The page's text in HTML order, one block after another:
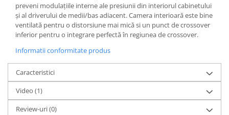
preveni modulațiile interne ale presiunii din interiorul cabinetului
și al driverului de medii/bas adiacent. Camera interioară este bine
ventilată pentru o distorsiune mai mică si un punct de crossover
inferior pentru o integrare perfectă în regiunea de crossover.
Informatii conformitate produs
Caracteristici
Video (1)
Review-uri(0)